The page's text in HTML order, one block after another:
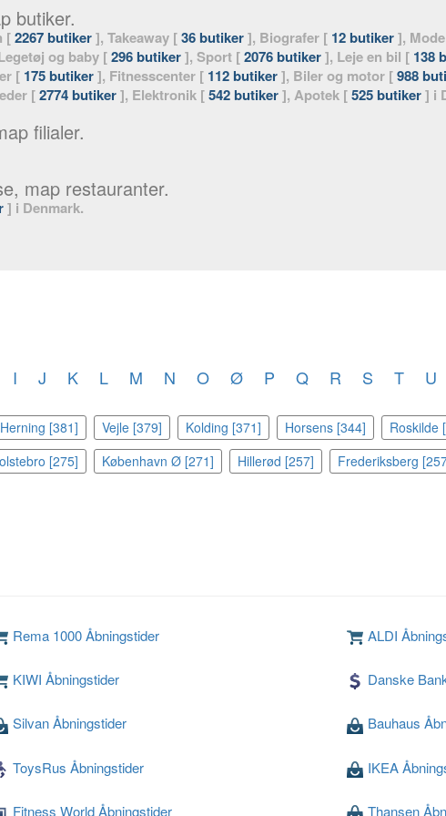
butiker.
[2267 butiker], Takeaway [36 butiker], Biografer [ 12 butiker],
og baby [296 butiker], Sport [2076 butiker], Leje en bil [ 138
[ 175 butiker], Fitnesscenter [ 112 butiker], Biler og motor [988
[2774 butiker], Elektronik [542 butiker], Apotek [525 butiker] i
filialer.
map restauranter.
] i Denmark.
I J K L M N O Ø P Q R S T U
Herning [381] Vejle [379] Kolding [371] Horsens [344] Roskilde
[275] København Ø [271] Hillerød [257] Frederiksberg
Rema 1000 Åbningstider ALDI
KIWI Åbningstider Danske
Silvan Åbningstider Bauhaus
ToysRus Åbningstider IKEA
Fitness World Åbningstider Thansen